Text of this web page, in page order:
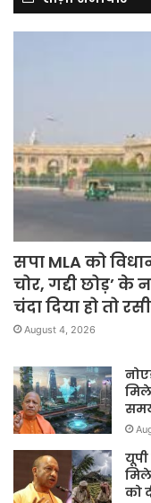
सपा MLA को
चोर, गद्दी छोड़’
चंदा दिया हो तो
August 4, 2026
को